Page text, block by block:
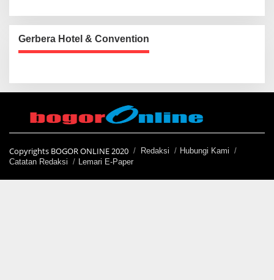
Gerbera Hotel & Convention
Copyrights BOGOR ONLINE 2020 Redaksi
Hubungi Kami
Catatan Redaksi
Lemari E-Paper